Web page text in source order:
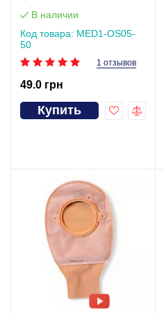
фильтром и пластиковым
зажимом (мешок),вырез
В наличии
Код товара: MED1-OS05-
50
1 отзывов
49.0 грн
Купить